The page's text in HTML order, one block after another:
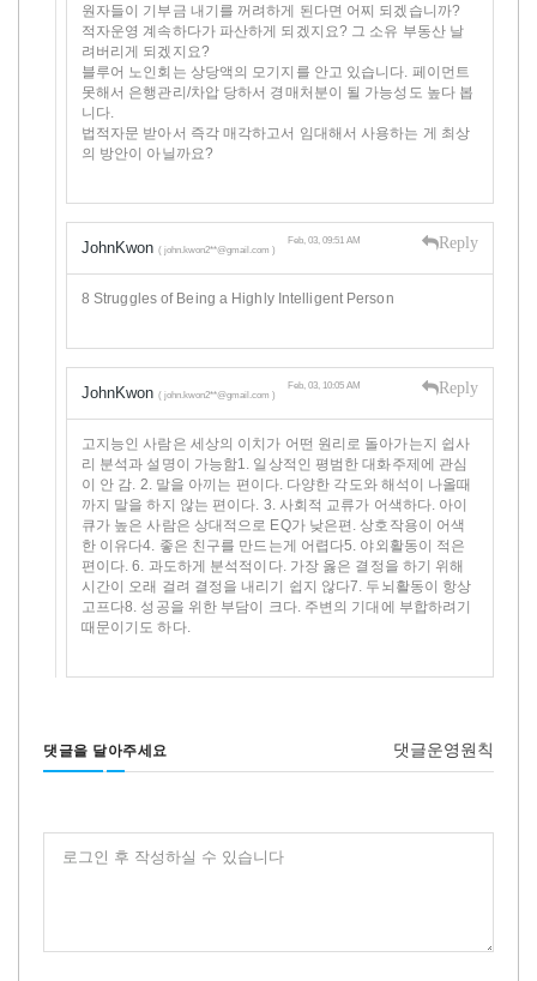
원자들이 기부금 내기를 꺼려하게 된다면 어찌 되겠습니까?
적자운영 계속하다가 파산하게 되겠지요? 그 소유 부동산 날
려버리게 되겠지요?
블루어 노인회는 상당액의 모기지를 안고 있습니다. 페이먼트
못해서 은행관리/차압 당하서 경매처분이 될 가능성도 높다 봅
니다.
법적자문 받아서 즉각 매각하고서 임대해서 사용하는 게 최상
의 방안이 아닐까요?
JohnKwon ( john.kwon2**@gmail.com )
Feb, 03, 09:51 AM Reply
8 Struggles of Being a Highly Intelligent Person
JohnKwon ( john.kwon2**@gmail.com )
Feb, 03, 10:05 AM Reply
고지능인 사람은 세상의 이치가 어떤 원리로 돌아가는지 쉽사
리 분석과 설명이 가능함1. 일상적인 평범한 대화주제에 관심
이 안 감. 2. 말을 아끼는 편이다. 다양한 각도와 해석이 나올때
까지 말을 하지 않는 편이다. 3. 사회적 교류가 어색하다. 아이
큐가 높은 사람은 상대적으로 EQ가 낮은편. 상호작용이 어색
한 이유다4. 좋은 친구를 만드는게 어렵다5. 야외활동이 적은
편이다. 6. 과도하게 분석적이다. 가장 옳은 결정을 하기 위해
시간이 오래 걸려 결정을 내리기 쉽지 않다7. 두뇌활동이 항상
고프다8. 성공을 위한 부담이 크다. 주변의 기대에 부합하려기
때문이기도 하다.
댓글을 달아주세요 댓글운영원칙
로그인 후 작성하실 수 있습니다